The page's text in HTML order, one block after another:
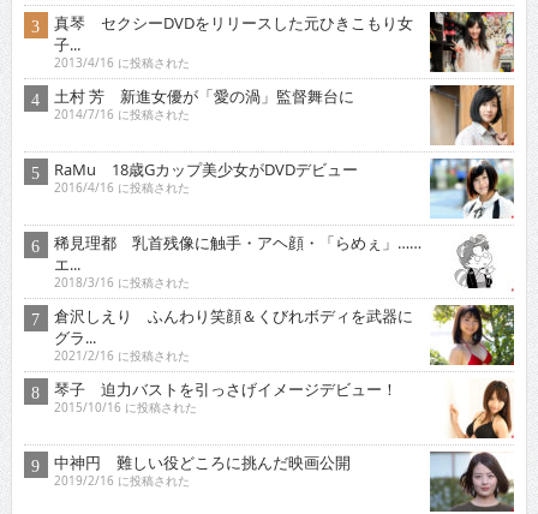
真琴 セクシーDVDをリリースした元ひきこもり女
子...
2013/4/16 に投稿された
土村 芳 新進女優が「愛の渦」監督舞台に
2014/7/16 に投稿された
RaMu 18歳Gカップ美少女がDVDデビュー
2016/4/16 に投稿された
稀見理都 乳首残像に触手・アヘ顔・「らめぇ」……
エ...
2018/3/16 に投稿された
倉沢しえり ふんわり笑顔＆くびれボディを武器に
グラ...
2021/2/16 に投稿された
琴子 迫力バストを引っさげイメージデビュー！
2015/10/16 に投稿された
中神円 難しい役どころに挑んだ映画公開
2019/2/16 に投稿された